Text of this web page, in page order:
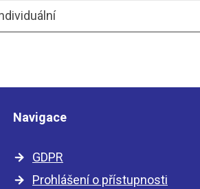
Navigace
GDPR
Prohlášení o přístupnosti